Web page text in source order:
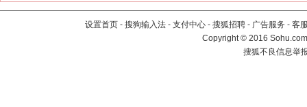
设置首页 - 搜狗输入法 - 支付中心 - 搜狐招聘 - 广告服务 - 客
Copyright©2016
搜狐不良信息举